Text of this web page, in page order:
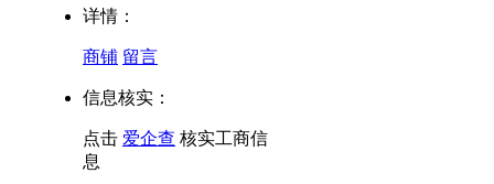
详情：
商铺 留言
信息核实：
点击 爱企查 核实工商信
息